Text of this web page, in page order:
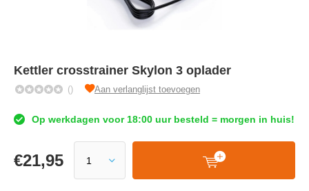
Kettler crosstrainer Skylon 3 oplader
() Aan verlanglijst toevoegen
Op werkdagen voor 18:00 uur besteld = morgen in huis!
€21,95